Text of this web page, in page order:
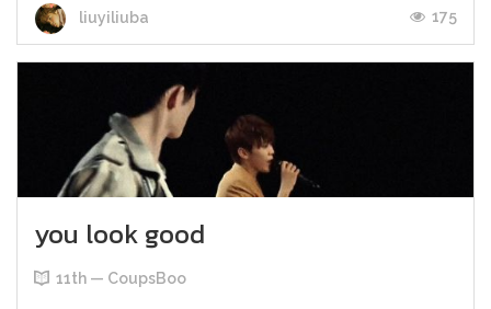
liuyiliuba 175
you look good
11th — CoupsBoo